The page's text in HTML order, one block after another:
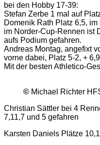
bei den Hobby 17-39:
Stefan Zerbe 1 mal auf
Domenik Rath Platz 6,5,
im Norder-Cup-Rennen ist
aufs Podium gefahren.
Andreas Montag, angefixt
vorne dabei, Platz 5-2, + 6,9
Mit der besten Athletico-
© Michael Richter
Christian Sättler bei 4
7,11,7 und 5 gefahren
Karsten Daniels Plätze